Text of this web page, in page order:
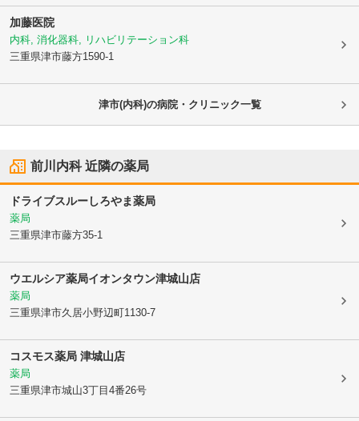
加藤医院
内科, 消化器科, リハビリテーション科
三重県津市藤方1590-1
津市(内科)の病院・クリニック一覧
前川内科近隣の薬局
ドライブスルーしろやま薬局
薬局
三重県津市藤方35-1
ウエルシア薬局イオンタウン津城山店
薬局
三重県津市久居小野辺町1130-7
コスモス薬局 津城山店
薬局
三重県津市城山3丁目4番26号